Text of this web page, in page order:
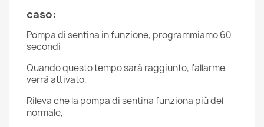
caso:
Pompa di sentina in funzione, programmiamo 60
secondi
Quando questo tempo sarà raggiunto, l'allarme
verrà attivato,
Rileva che la pompa di sentina funziona più del
normale,